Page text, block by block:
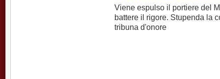
Viene espulso il portiere del
battere il rigore. Stupenda la
tribuna d'onore